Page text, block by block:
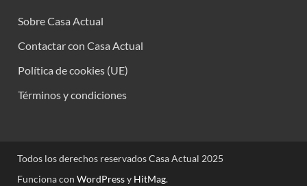
Sobre Casa Actual
Contactar con Casa Actual
Política de cookies (UE)
Términos y condiciones
Todos los derechos reservados Casa Actual 2025
Funciona con WordPressy HitMag.